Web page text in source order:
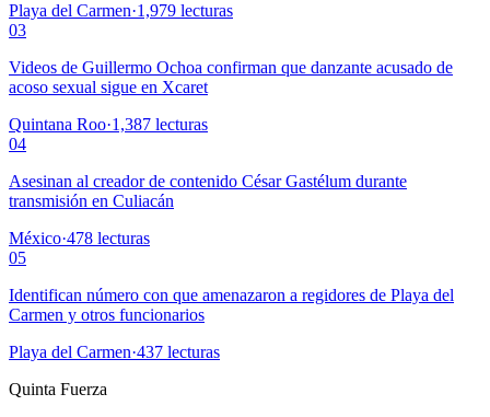
Playa del Carmen·1,979 lecturas
03
Videos de Guillermo Ochoa confirman que danzante acusado de
acoso sexual sigue en Xcaret
Quintana Roo·1,387 lecturas
04
Asesinan al creador de contenido César Gastélum durante
transmisión en Culiacán
México·478 lecturas
05
Identifican número con que amenazaron a regidores de Playa del
Carmen y otros funcionarios
Playa del Carmen·437 lecturas
Quinta Fuerza